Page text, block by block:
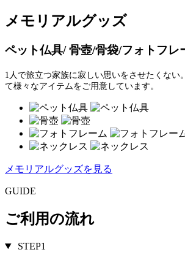
メモリアルグッズ
ペット仏具/ 骨壺/骨袋/フォトフレ
1人で旅立つ家族に寂しい思いをさせたくない
て様々なアイテムをご用意しています。
メモリアルグッズを見る
GUIDE
ご利用の流れ
STEP1